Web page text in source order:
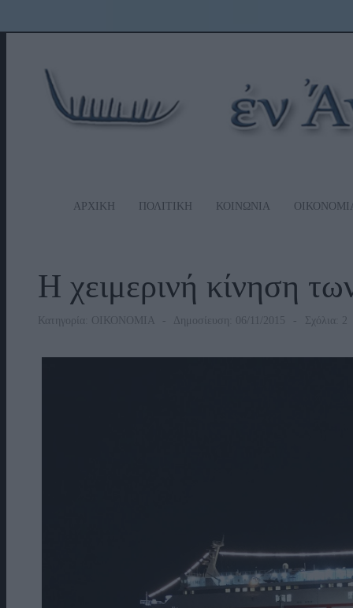
ΑΡΧΙΚΗ ΠΟΛΙΤΙΚΗ ΚΟΙΝΩΝΙΑ
Η χειμερινή κίνηση
Κατηγορία: ΟΙΚΟΝΟΜΙΑ Δημοσίευση: 06/11/2015 Σχόλια: 2